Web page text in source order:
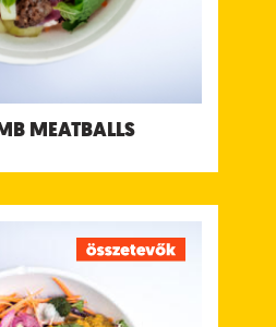
MEATBALLS
ebből telített zsírok8.8 g
Tejtermék, Mustár
RICE DAILY DAL
csicseriborsó vagy felesborsó
masoor) dal kachumber
& koriander csatnival és